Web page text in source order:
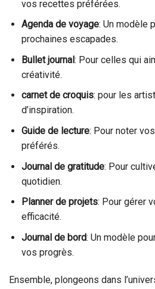
vos recettes préférées.
Agenda de voyage: Un modèle
prochaines escapades.
Bullet journal: Pour celles qui
créativité.
carnet de croquis: pour les
d’inspiration.
Guide de lecture: Pour noter
préférés.
Journal de gratitude: Pour
quotidien.
Planner de projets: Pour gérer
efficacité.
Journal de bord: Un modèle
vos progrès.
Ensemble, plongeons dans